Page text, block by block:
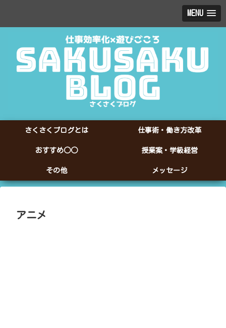
MENU
さくさくブログとは 仕事術・働き方改革
おすすめ○○ 授業案・学級経営
その他 メッセージ
アニメ